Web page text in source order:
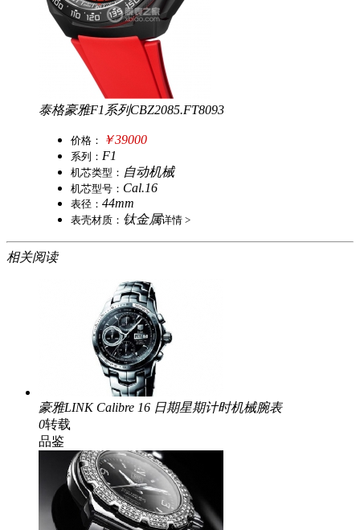
泰格豪雅F1系列CBZ2085.FT8093
价格： ￥39000
系列： F1
机芯类型： 自动机械
机芯型号： Cal.16
表径： 44mm
表壳材质： 钛金属详情 >
相关阅读
豪雅LINK Calibre 16 日期星期计时机械腕表
0转载
品鉴